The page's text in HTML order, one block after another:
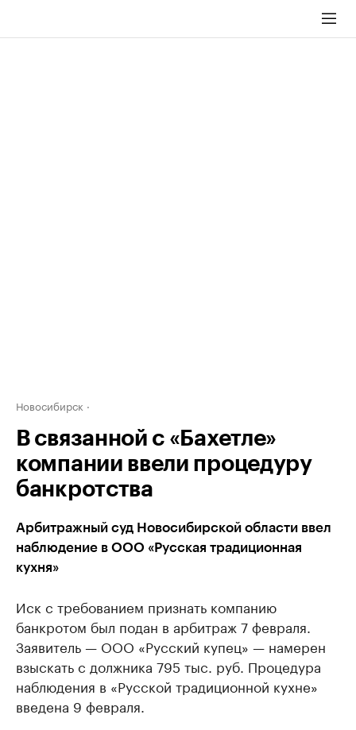
Новосибирск
В связанной с «Бахетле»
компании ввели процедуру
банкротства
Арбитражный суд Новосибирской области ввел
наблюдение в ООО «Русская традиционная
кухня»
Иск с требованием признать компанию
банкротом был подан в арбитраж 7 февраля.
Заявитель — ООО «Русский купец» — намерен
взыскать с должника 795 тыс. руб. Процедура
наблюдения в «Русской традиционной кухне»
введена 9 февраля.